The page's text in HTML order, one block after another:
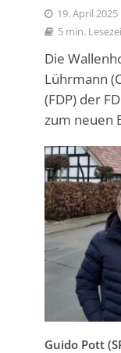
19. April 2025
5 min.
Die
Lührmann
(FDP) der
zum neuen
Guido Pott